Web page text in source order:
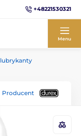
+48221530321
Menu
lubrykanty
Producent